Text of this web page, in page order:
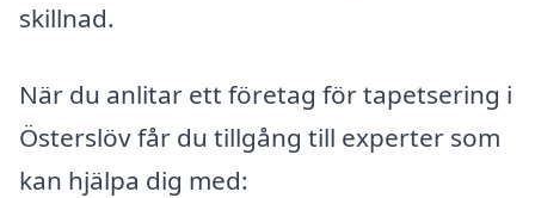
skillnad.
När du anlitar ett företag för tapetsering i
Österslöv får du tillgång till experter som
kan hjälpa dig med: